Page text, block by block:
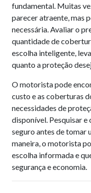
fundamental. Muitas
parecer atraente, mas
necessária. Avaliar o
quantidade de
escolha inteligente,
quanto a proteção
O motorista pode
custo e as coberturas
necessidades de
disponível. Pesquisar
seguro antes de tomar
maneira, o motorista
escolha informada e
segurança e economia.